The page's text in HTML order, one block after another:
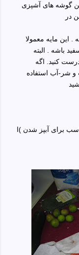
گوشه های آشپزی
در
مایه معمولا
باشه . البته
کنید. اگه
و شر-آب استفاده